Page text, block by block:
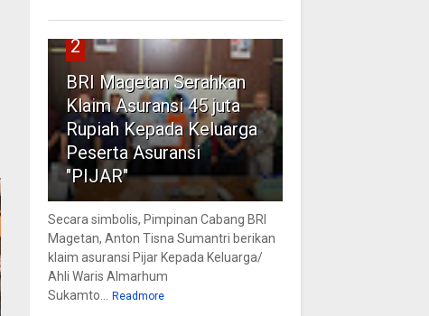
2
BRI Magetan Serahkan
Klaim Asuransi 45 juta
Rupiah Kepada Keluarga
Peserta Asuransi
"PIJAR"
Secara simbolis, Pimpinan Cabang BRI
Magetan, Anton Tisna Sumantri berikan
klaim asuransi Pijar Kepada Keluarga/
Ahli Waris Almarhum
Sukamto...
Readmore